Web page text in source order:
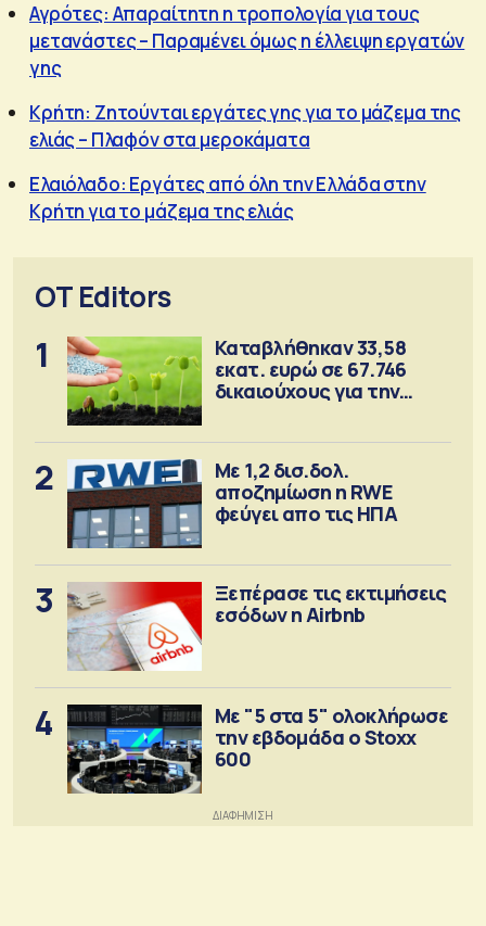
Αγρότες: Απαραίτητη η τροπολογία για τους
μετανάστες – Παραμένει όμως η έλλειψη εργατών
γης
Κρήτη: Ζητούνται εργάτες γης για το μάζεμα της
ελιάς – Πλαφόν στα μεροκάματα
Ελαιόλαδο: Εργάτες από όλη την Ελλάδα στην
Κρήτη για το μάζεμα της ελιάς
OT Editors
1
Καταβλήθηκαν 33,58
εκατ. ευρώ σε 67.746
δικαιούχους για την
2
Με 1,2 δισ.δολ.
αποζημίωση η RWE
φεύγει απο τις ΗΠΑ
3
Ξεπέρασε τις εκτιμήσεις
εσόδων η Airbnb
4
Με "5 στα 5" ολοκλήρωσε
την εβδομάδα ο Stoxx
600